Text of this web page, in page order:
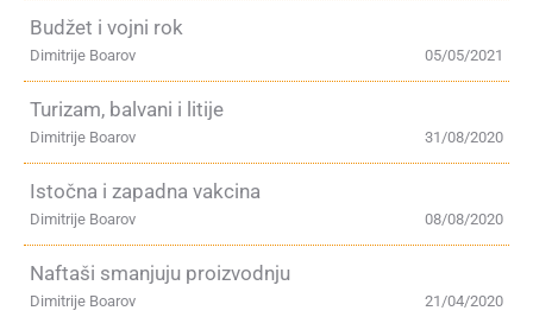
Budžet i vojni rok
05/05/2021
Dimitrije Boarov
Turizam, balvani i litije
31/08/2020
Dimitrije Boarov
Istočna i zapadna vakcina
08/08/2020
Dimitrije Boarov
Naftaši smanjuju proizvodnju
21/04/2020
Dimitrije Boarov